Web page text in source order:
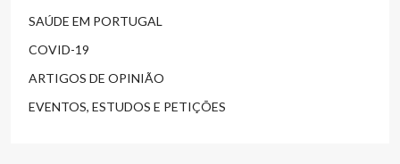
SAÚDE EM PORTUGAL
COVID-19
ARTIGOS DE OPINIÃO
EVENTOS, ESTUDOS E PETIÇÕES